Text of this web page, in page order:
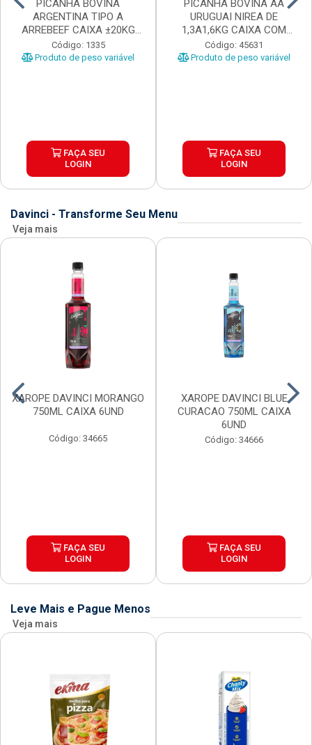
PICANHA BOVINA
ARGENTINA TIPO A
ARREBEEF CAIXA ±20KG
PEÇAS 1...
Código: 1335
Produto de peso variável
FAÇA SEU
LOGIN
PICANHA BOVINA AA
URUGUAI NIREA DE
1,3A1,6KG CAIXA COM
±15KG
Código: 45631
Produto de peso variável
FAÇA SEU
LOGIN
Davinci - Transforme Seu Menu
Veja mais
XAROPE DAVINCI MORANGO
750ML CAIXA 6UND
Código: 34665
FAÇA SEU
LOGIN
XAROPE DAVINCI BLUE
CURACAO 750ML CAIXA
6UND
Código: 34666
FAÇA SEU
LOGIN
Leve Mais e Pague Menos
Veja mais